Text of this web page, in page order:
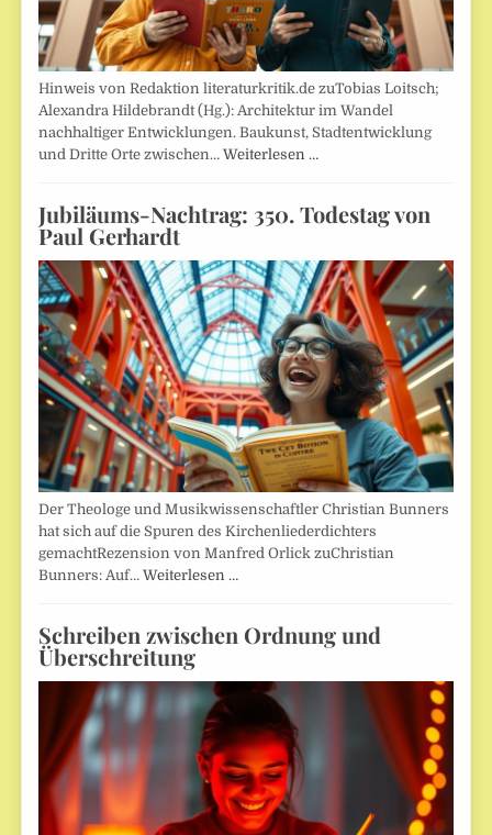
Hinweis von Redaktion literaturkritik.de zuTobias Loitsch;
Alexandra Hildebrandt (Hg.): Architektur im Wandel
nachhaltiger Entwicklungen. Baukunst, Stadtentwicklung
und Dritte Orte zwischen…Weiterlesen …
Jubiläums-Nachtrag: 350. Todestag von
Paul Gerhardt
Der Theologe und Musikwissenschaftler Christian Bunners
hat sich auf die Spuren des Kirchenliederdichters
gemachtRezension von Manfred Orlick zuChristian
Bunners: Auf…Weiterlesen …
Schreiben zwischen Ordnung und
Überschreitung